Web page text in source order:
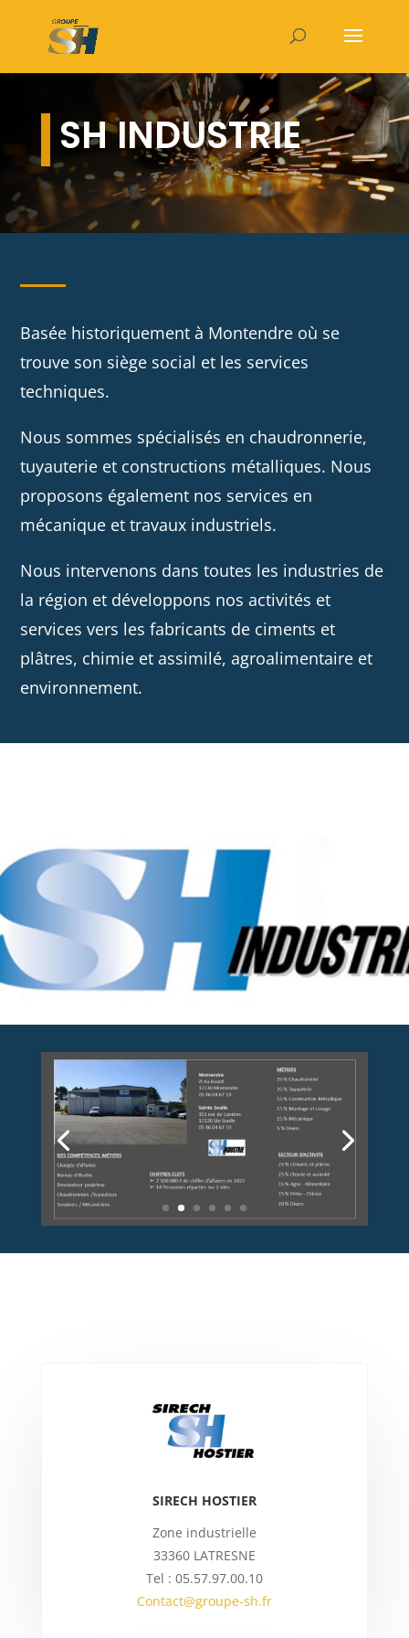
SH INDUSTRIE
Basée historiquement à Montendre où se
trouve son siège social et les services
techniques.
Nous sommes spécialisés en chaudronnerie,
tuyauterie et constructions métalliques. Nous
proposons également nos services en
mécanique et travaux industriels.
Nous intervenons dans toutes les industries de
la région et développons nos activités et
services vers les fabricants de ciments et
plâtres, chimie et assimilé, agroalimentaire et
environnement.
SIRECH HOSTIER
Zone industrielle
33360 LATRESNE
Tel : 05.57.97.00.10
Contact@groupe-sh.fr